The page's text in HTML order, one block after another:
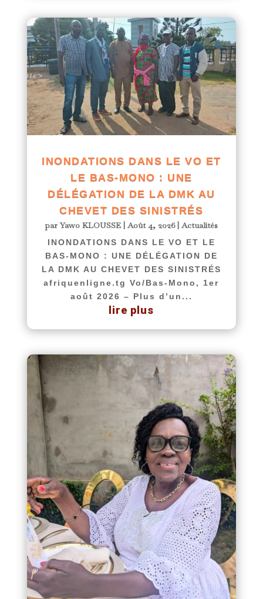
INONDATIONS DANS LE VO ET
LE BAS-MONO : UNE
DÉLÉGATION DE LA DMK AU
CHEVET DES SINISTRÉS
parYawo KLOUSSE |Août 4, 2026|Actualités
INONDATIONS DANS LE VO ET LE
BAS-MONO : UNE DÉLÉGATION DE
LA DMK AU CHEVET DES SINISTRÉS
afriquenligne.tg Vo/Bas-Mono, 1er
août 2026 – Plus d’un...
lire plus